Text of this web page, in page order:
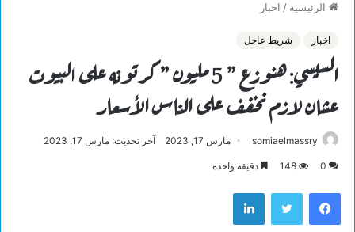
الرئيسية / اخبار
اخبار شريط عاجل
السيسي: هنوزع ” 5 مليون ” كرتونه على البيوت
عشان لازم نخفف على الناس الأسعار
somiaelmassry مارس 17, 2023 آخر تحديث: مارس 17, 2023
0
148 دقيقة واحدة
فيسبوك تويتر لينكدإن